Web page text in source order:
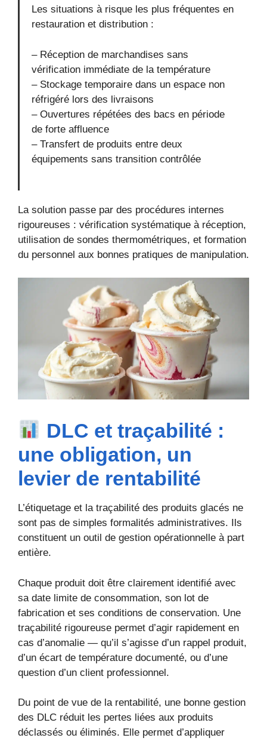
Les situations à risque les plus fréquentes en
restauration et distribution :
– Réception de marchandises sans
vérification immédiate de la température
– Stockage temporaire dans un espace non
réfrigéré lors des livraisons
– Ouvertures répétées des bacs en période
de forte affluence
– Transfert de produits entre deux
équipements sans transition contrôlée
La solution passe par des procédures internes
rigoureuses : vérification systématique à réception,
utilisation de sondes thermométriques, et formation
du personnel aux bonnes pratiques de manipulation.
DLC et traçabilité :
une obligation, un
levier de rentabilité
L’étiquetage et la traçabilité des produits glacés ne
sont pas de simples formalités administratives. Ils
constituent un outil de gestion opérationnelle à part
entière.
Chaque produit doit être clairement identifié avec
sa date limite de consommation, son lot de
fabrication et ses conditions de conservation. Une
traçabilité rigoureuse permet d’agir rapidement en
cas d’anomalie — qu’il s’agisse d’un rappel produit,
d’un écart de température documenté, ou d’une
question d’un client professionnel.
Du point de vue de la rentabilité, une bonne gestion
des DLC réduit les pertes liées aux produits
déclassés ou éliminés. Elle permet d’appliquer